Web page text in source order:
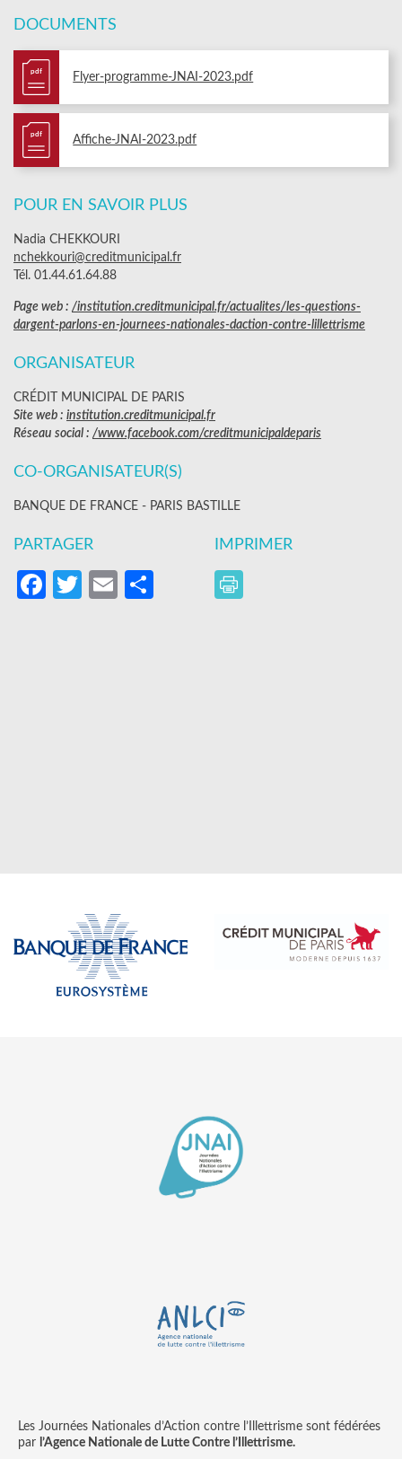
DOCUMENTS
pdf Flyer-programme-JNAI-2023.pdf
pdf Affiche-JNAI-2023.pdf
POUR EN SAVOIR PLUS
Nadia CHEKKOURI
nchekkouri@creditmunicipal.fr
Tél. 01.44.61.64.88
Page web : /institution.creditmunicipal.fr/actualites/les-questions-
dargent-parlons-en-journees-nationales-daction-contre-lillettrisme
ORGANISATEUR
CRÉDIT MUNICIPAL DE PARIS
Site web : institution.creditmunicipal.fr
Réseau social : /www.facebook.com/creditmunicipaldeparis
CO-ORGANISATEUR(S)
BANQUE DE FRANCE - PARIS BASTILLE
PARTAGER
Facebook
Twitter
EmailPartager
IMPRIMER
Les Journées Nationales d’Action contre l’Illettrisme sont fédérées
par l’Agence Nationale de Lutte Contre l’Illettrisme.